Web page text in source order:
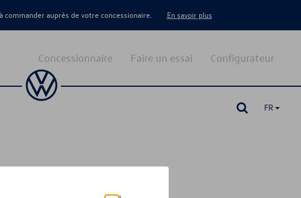
auprès de votre concessionaire. En savoir plus
Configurateur
Faire un essai
Concessionnaire
FR